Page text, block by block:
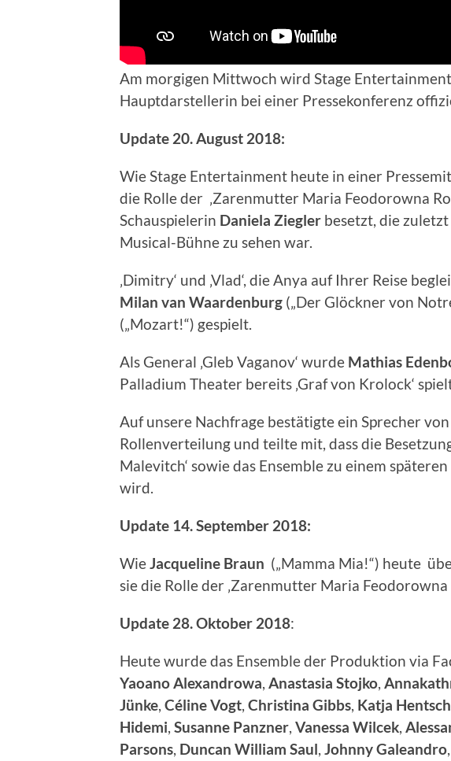
Am morgigen Mittwoch wird Stage
Hauptdarstellerin bei einer Pressekonferenz
Update 20. August 2018:
Wie Stage Entertainment heute in einer
die Rolle der ‚Zarenmutter Maria Feodorowna
Schauspielerin Daniela Ziegler besetzt, die zuletzt
Musical-Bühne zu sehen war.
‚Dimitry‘ und ‚Vlad‘, die Anya auf Ihrer Reise
Milan van Waardenburg („Der Glöckner von
(„Mozart!“) gespielt.
Als General ‚Gleb Vaganov‘ wurde Mathias
Palladium Theater bereits ‚Graf von Krolock‘
Auf unsere Nachfrage bestätigte ein Sprecher
Rollenverteilung und teilte mit, dass die
Malevitch‘ sowie das Ensemble zu einem
wird.
Update 14. September 2018:
WieJacqueline Braun („Mamma Mia!“) heute
sie die Rolle der ‚Zarenmutter Maria Feodorowna
Update 28. Oktober 2018:
Heute wurde das Ensemble der Produktion via
Yaoano Alexandrowa, Anastasia Stojko,
Jünke, Céline Vogt, Christina Gibbs, Katja
Hidemi, Susanne Panzner, Vanessa Wilcek,
Parsons, Duncan William Saul, Johnny Galeandro,